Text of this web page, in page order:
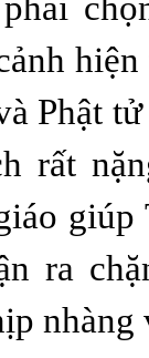
Phật
rất
ra